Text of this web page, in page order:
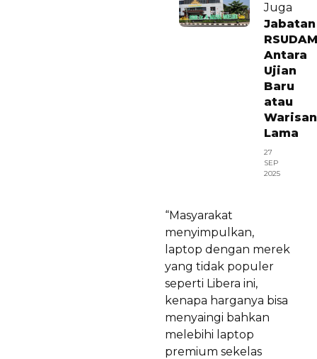
Juga
Jabatan
Antara
Ujian
Baru
atau
Warisan
Lama
27
SEP
2025
“Masyarakat
menyimpulkan,
laptop dengan merek
yang tidak populer
seperti Libera ini,
kenapa harganya bisa
menyaingi bahkan
melebihi laptop
premium sekelas